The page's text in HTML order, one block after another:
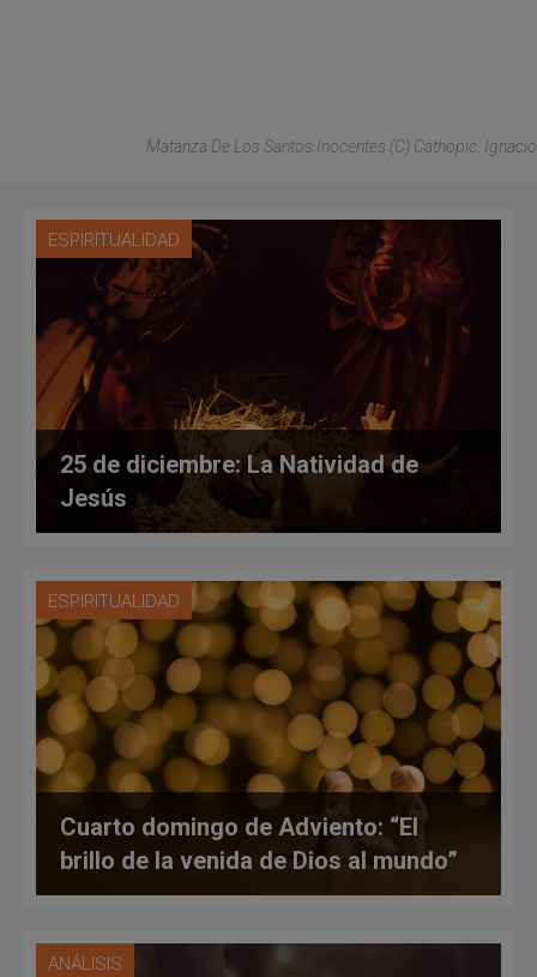
Matanza De Los Santos Inocentes (C) Cathopic. Ignacio
ESPIRITUALIDAD
25 de diciembre: La Natividad de
Jesús
ESPIRITUALIDAD
Cuarto domingo de Adviento: “El
brillo de la venida de Dios al mundo”
ANÁLISIS